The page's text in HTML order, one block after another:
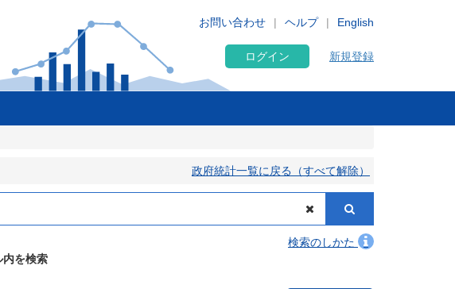
English
お問い合わせ ヘルプ
ログイン 新規登録
政府統計一覧に戻る（すべて解除）
検索のしかた
内を検索